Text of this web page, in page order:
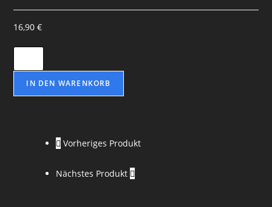
16,90€
Esoterische
Lehre
oder
IN DEN WARENKORB
Vorheriges Produkt
Nächstes Produkt